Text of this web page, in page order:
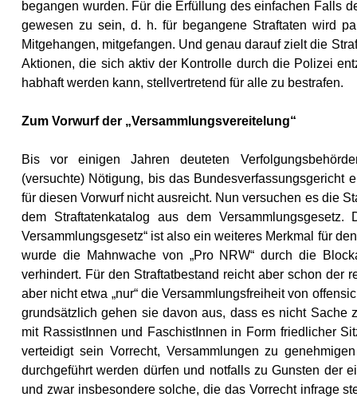
begangen wurden. Für die Erfüllung des einfachen Falls
gewesen zu sein, d. h. für begangene Straftaten wird
Mitgehangen, mitgefangen. Und genau darauf zielt die
Aktionen, die sich aktiv der Kontrolle durch die Polizei
habhaft werden kann, stellvertretend für alle zu bestrafen.
Zum Vorwurf der „Versammlungsvereitelung“
Bis vor einigen Jahren deuteten
(versuchte) Nötigung, bis das Bundesverfassungsgericht
für diesen Vorwurf nicht ausreicht. Nun versuchen es die
dem Straftatenkatalog aus dem
Versammlungsgesetz“ ist also ein weiteres Merkmal für
wurde die Mahnwache von „Pro NRW“ durch die
verhindert. Für den Straftatbestand reicht aber schon der
aber nicht etwa „nur“ die Versammlungsfreiheit von
grundsätzlich gehen sie davon aus, dass es nicht
mit RassistInnen und FaschistInnen in Form friedlicher
verteidigt sein Vorrecht, Versammlungen zu
durchgeführt werden dürfen und notfalls zu Gunsten der
und zwar insbesondere solche, die das Vorrecht infrage